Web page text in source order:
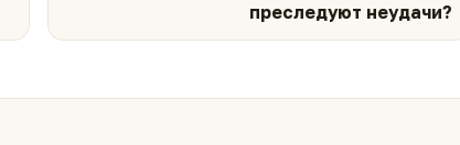
преследуют неудачи?